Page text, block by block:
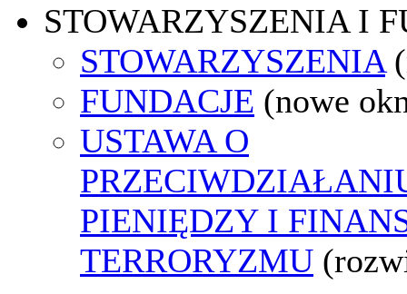
STOWARZYSZENIA I
STOWARZYSZENIA
FUNDACJE (nowe
USTAWA O
PIENIĘDZY I
TERRORYZMU